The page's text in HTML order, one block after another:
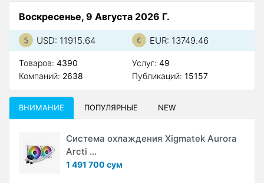
Воскресенье, 9 Августа 2026 Г.
USD: 11915.64 EUR: 13749.46
Товаров: 4390
Компаний: 2638
Услуг: 49
Публикаций: 15157
ВНИМАНИЕ ПОПУЛЯРНЫЕ NEW
Система охлаждения Xigmatek Aurora
Arcti ...
1 491 700 сум